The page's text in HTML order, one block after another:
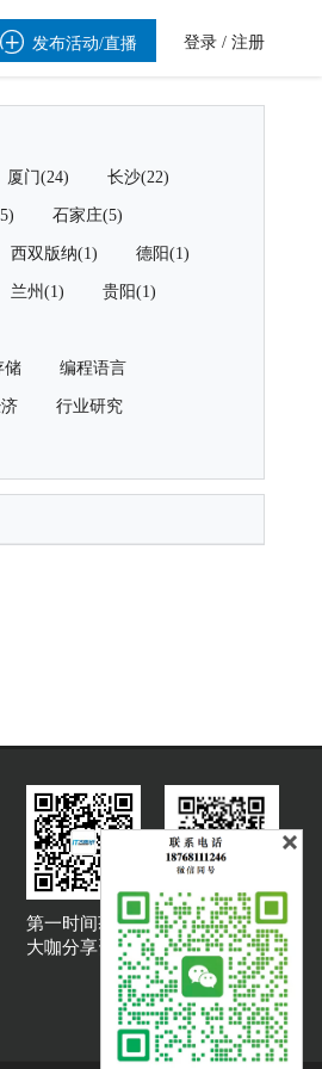
 发布活动/直播 登录 / 注册
厦门(24) 长沙(22)
石家庄(5)
西双版纳(1) 德阳(1)
兰州(1) 贵阳(1)
储 编程语言
行业研究
第一时间获取
大咖分享资讯
大咖说吐槽客服